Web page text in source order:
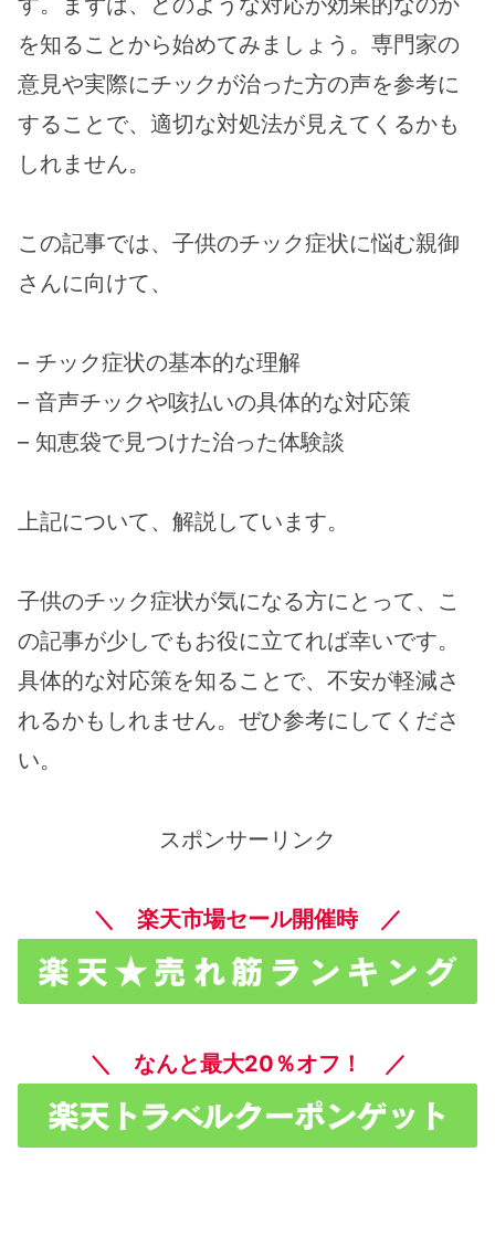
を知ることから始めてみましょう。専門家の
意見や実際にチックが治った方の声を参考に
することで、適切な対処法が見えてくるかも
しれません。
この記事では、子供のチック症状に悩む親御
さんに向けて、
– チック症状の基本的な理解
– 音声チックや咳払いの具体的な対応策
– 知恵袋で見つけた治った体験談
上記について、解説しています。
子供のチック症状が気になる方にとって、こ
の記事が少しでもお役に立てれば幸いです。
具体的な対応策を知ることで、不安が軽減さ
れるかもしれません。ぜひ参考にしてくださ
い。
スポンサーリンク
＼ 楽天市場セール開催時 ／
＼ なんと最大20％オフ！ ／